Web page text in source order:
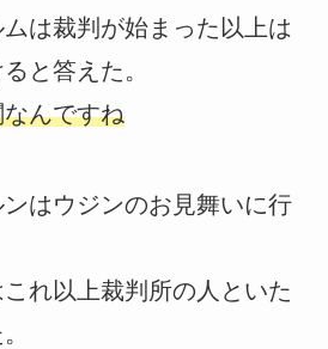
は裁判が始まった以上は
と答えた。
んですね
はウジンのお見舞いに行
れ以上裁判所の人といた